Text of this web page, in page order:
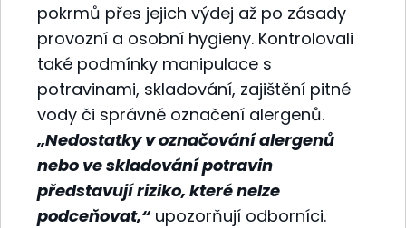
pokrmů přes jejich výdej až po zásady
provozní a osobní hygieny. Kontrolovali
také podmínky manipulace s
potravinami, skladování, zajištění pitné
vody či správné označení alergenů.
„Nedostatky v označování alergenů
nebo ve skladování potravin
představují riziko, které nelze
podceňovat,“ upozorňují odborníci.